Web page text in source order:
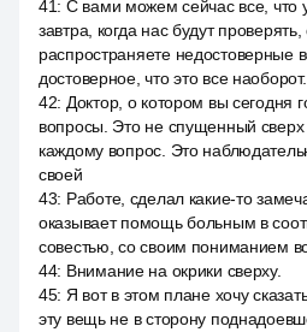
41: С вами можем сейчас все, что
завтра, когда нас будут
распространяете недостоверные
достоверное, что это все
42: Доктор, о котором вы сегодня
вопросы. Это не спущенный сверх
каждому вопрос. Это
своей
43: Работе, сделал какие-то
оказывает помощь больным в
совестью, со своим пониманием
44: Внимание на окрики сверху.
45: Я вот в этом плане хочу
эту вещь не в сторону